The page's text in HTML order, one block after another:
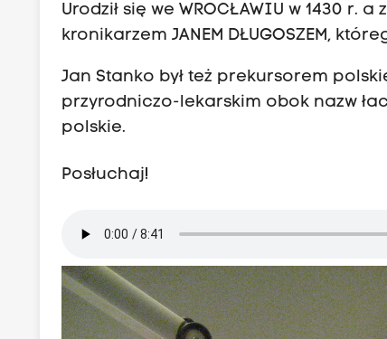
Urodził się we WROCŁAWIU w 1430 r. a
kronikarzem JANEM DŁUGOSZEM,
Jan Stanko był też prekursorem
przyrodniczo-lekarskim obok nazw
polskie.
Posłuchaj!